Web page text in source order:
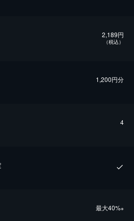
2,189円
（税込）
1,200円分
4
最⼤40%※